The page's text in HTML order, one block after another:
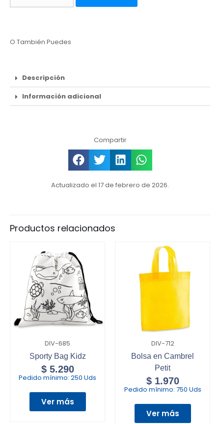
O También Puedes
Descripción
Información adicional
Compartir
Actualizado el 17 de febrero de 2026.
Productos relacionados
DIV-685
Sporty Bag Kidz
$5.290
Pedido mínimo: 250 Uds
Ver más
DIV-712
Bolsa en Cambrel
Petit
$1.970
Pedido mínimo: 750 Uds
Ver más